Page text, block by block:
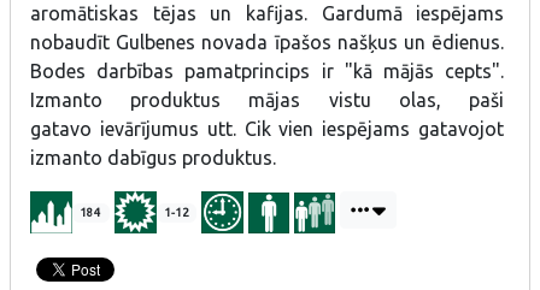
aromātiskas tējas un kafijas. Gardumā iespējams
nobaudīt Gulbenes novada īpašos našķus un ēdienus.
Bodes darbības pamatprincips ir "kā mājās cepts".
Izmanto produktus mājas vistu olas, paši
gatavo ievārījumus utt. Cik vien iespējams gatavojot
izmanto dabīgus produktus.
184 1-12